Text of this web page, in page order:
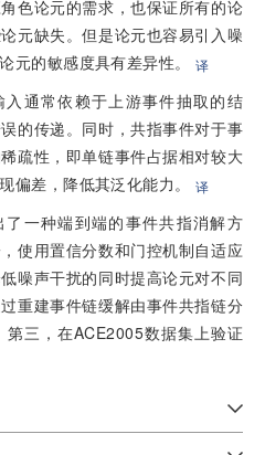
色论元的需求，也保证所有的论
元缺失。但是论元也容易引入噪
元的敏感度具有差异性。
译
通常依赖于上游事件抽取的结
的传递。同时，共指事件对于事
疏性，即单链事件占据相对较大
偏差，降低其泛化能力。
译
一种端到端的事件共指消解方
使用置信分数和门控机制自适应
噪声干扰的同时提高论元对不同
重建事件链缓解由事件共指链分
三，在ACE2005数据集上验证